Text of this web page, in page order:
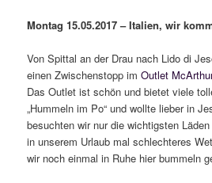
Montag 15.05.2017 – Italien, wir
Von Spittal an der Drau nach Lido di
einen Zwischenstopp imOutlet
Das Outlet ist schön und bietet viele
„Hummeln im Po“ und wollte lieber in
besuchten wir nur die wichtigsten
in unserem Urlaub mal schlechteres
wir noch einmal in Ruhe hier bummeln